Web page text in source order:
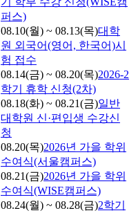
퍼스)
08.10(월) ~ 08.13(목)대학
원 외국어(영어, 한국어)시
험 접수
08.14(금) ~ 08.20(목)2026-2
학기 휴학 신청(2차)
08.18(화) ~ 08.21(금)일반
대학원 신·편입생 수강신
청
08.20(목)2026년 가을 학위
수여식(서울캠퍼스)
08.21(금)2026년 가을 학위
수여식(WISE캠퍼스)
08.24(월) ~ 08.28(금)2학기